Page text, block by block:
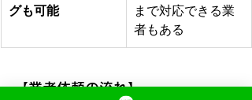
グも可能
まで対応できる業
者もある
【業者依頼の流れ】